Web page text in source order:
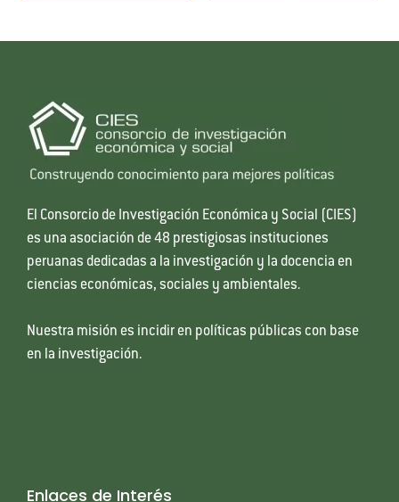
El Consorcio de Investigación Económica y Social (CIES)
es una asociación de 48 prestigiosas instituciones
peruanas dedicadas a la investigación y la docencia en
ciencias económicas, sociales y ambientales.
Nuestra misión es incidir en políticas públicas con base
en la investigación.
Enlaces de Interés